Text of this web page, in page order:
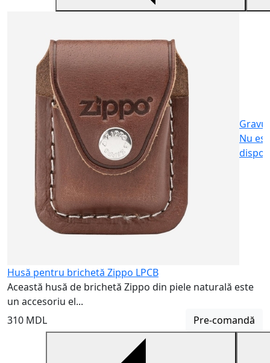
Nu
Husă pentru brichetă Zippo LPCB
Această husă de brichetă Zippo din piele naturală este
un accesoriu el...
310 MDL
Pre-comandă